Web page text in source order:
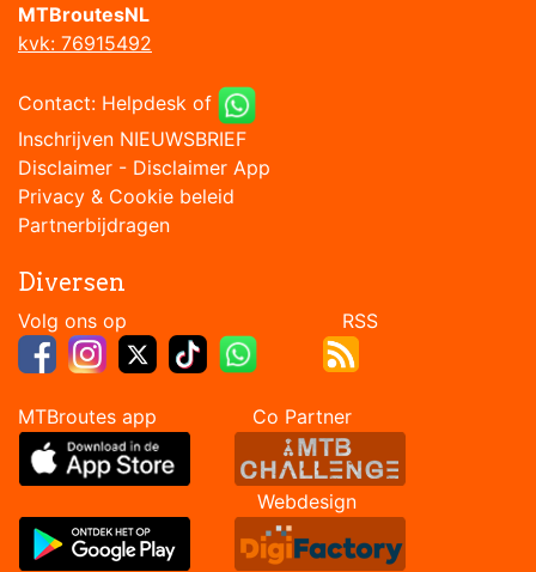
MTBroutesNL
kvk: 76915492
Contact: Helpdesk of
Inschrijven NIEUWSBRIEF
Disclaimer - Disclaimer App
Privacy & Cookie beleid
Partnerbijdragen
Diversen
Volg ons op RSS
MTBroutes app Co Partner
Webdesign